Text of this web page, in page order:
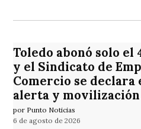
Toledo abonó solo el
y el Sindicato de
Comercio se declara
alerta y movilización
por Punto Noticias
6 de agosto de 2026